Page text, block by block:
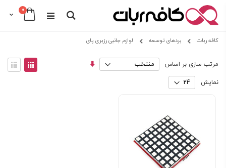
Cart0 عدد
Search
to
کافه ربات بردهای توسعه لوازم جانبی رزبری پای
مرتب سازی بر اساس
مرتب
View
as
نمایش